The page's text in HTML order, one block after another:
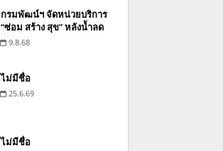
กรมพัฒน์ฯ จัดหน่วยบริการ
“ซ่อม สร้าง สุข” หลังน้ำลด
9.8.68
ไม่มีชื่อ
25.6.69
ไม่มีชื่อ